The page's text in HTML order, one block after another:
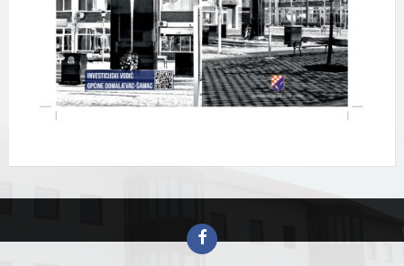
Facebook